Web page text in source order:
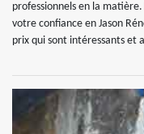
professionnels en la
votre confiance en Jason
prix qui sont intéressants et